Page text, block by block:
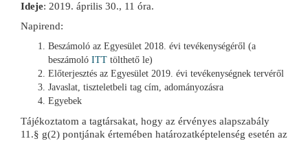
Ideje: 2019. április 30., 11 óra.
Napirend:
Beszámoló az Egyesület 2018. évi tevékenységéről (a
beszámoló ITT tölthető le)
Előterjesztés az Egyesület 2019. évi tevékenységnek tervéről
Javaslat, tiszteletbeli tag cím, adományozásra
Egyebek
Tájékoztatom a tagtársakat, hogy az érvényes alapszabály
11.§ g(2) pontjának értemében határozatképtelenség esetén az